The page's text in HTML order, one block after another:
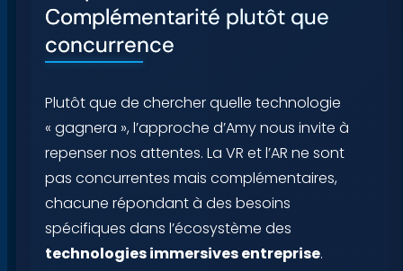
Complémentarité plutôt que
concurrence
Plutôt que de chercher quelle technologie
« gagnera », l’approche d’Amy nous invite à
repenser nos attentes. La VR et l’AR ne sont
pas concurrentes mais complémentaires,
chacune répondant à des besoins
spécifiques dans l’écosystème des
technologies immersives entreprise.